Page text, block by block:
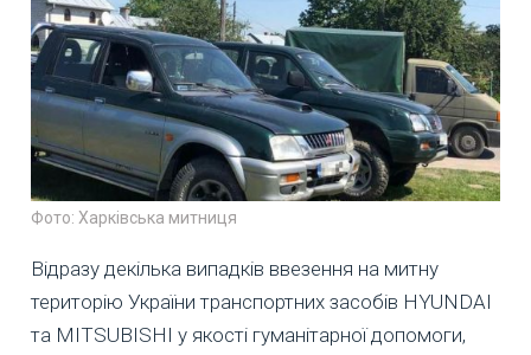
Фото: Харківська митниця
Відразу декілька випадків ввезення на митну
територію України транспортних засобів HYUNDAI
та MITSUBISHI у якості гуманітарної допомоги,